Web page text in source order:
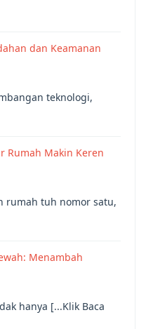
dan Keamanan
teknologi,
Rumah Makin Keren
rumah tuh nomor satu,
Menambah
hanya [...Klik Baca